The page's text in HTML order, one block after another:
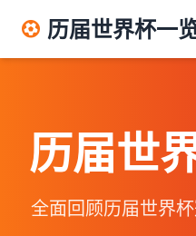
历届世界杯一
历届世
全面回顾历届世界